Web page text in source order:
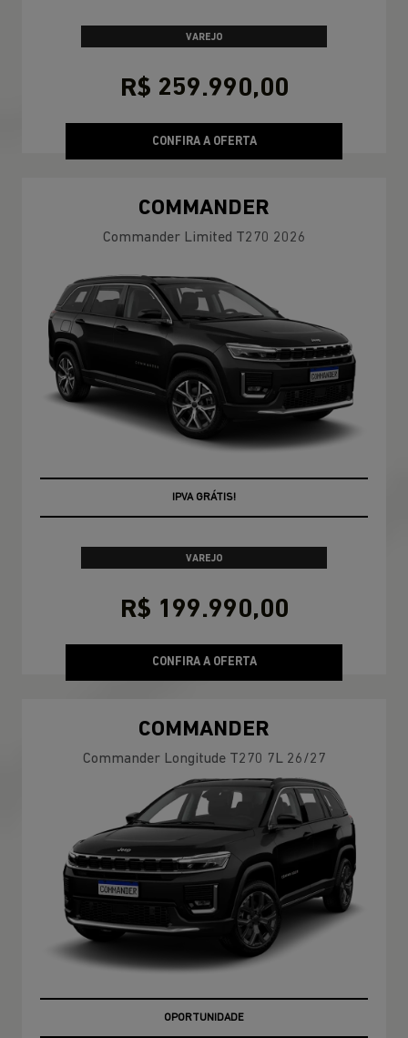
VAREJO
R$ 259.990,00
CONFIRA A OFERTA
COMMANDER
Commander Limited T270 2026
TAXA ZERO
VAREJO
R$ 199.990,00
CONFIRA A OFERTA
COMMANDER
Commander Longitude T270 7L 26/27
EMPLACAMENTO GRÁTIS!